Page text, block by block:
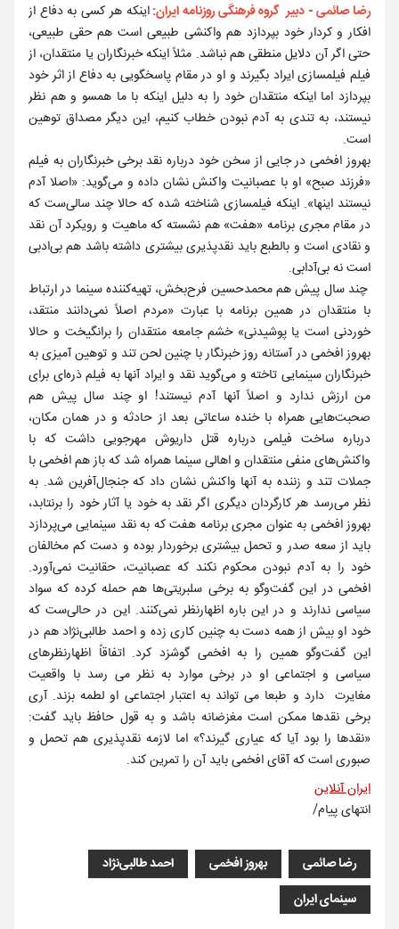
رضا صائمی - دبیر گروه فرهنگی روزنامه ایران:اینکه هر کسی به دفاع از
افکار و کردار خود بپردازد هم واکنشی طبیعی است هم حقی طبیعی،
حتی اگر آن دلایل منطقی هم نباشد. مثلاً اینکه خبرنگاران یا منتقدان، از
فیلم فیلمسازی ایراد بگیرند و او در مقام پاسخگویی به دفاع از اثر خود
بپردازد اما اینکه منتقدان خود را به دلیل اینکه با ما همسو و هم نظر
نیستند، به تندی به آدم نبودن خطاب کنیم، این دیگر مصداق توهین
است.
بهروز افخمی در جایی از سخن خود درباره نقد برخی خبرنگاران به فیلم
«فرزند صبح» او با عصبانیت واکنش نشان داده و می‌گوید: «اصلا آدم
نیستند اینها». اینکه فیلمسازی شناخته شده که حالا چند سالی‌ست که
در مقام مجری برنامه «هفت» هم نشسته که ماهیت و رویکرد آن نقد
و نقادی است و بالطبع باید نقدپذیری بیشتری داشته باشد هم بی‌ادبی
است نه بی‌آدابی.
چند سال پیش هم محمدحسین فرح‌بخش، تهیه‌کننده سینما در ارتباط
با منتقدان در همین برنامه با عبارت «مردم اصلاً نمی‌دانند منتقد،
خوردنی است یا پوشیدنی» خشم جامعه منتقدان را برانگیخت و حالا
بهروز افخمی در آستانه روز خبرنگار با چنین لحن تند و توهین آمیزی به
خبرنگاران سینمایی تاخته و می‌گوید نقد و ایراد آنها به فیلم ذره‌ای برای
من ارزش ندارد و اصلاً آنها آدم نیستند! او چند سال پیش هم
صحبت‌هایی همراه با خنده ساعاتی بعد از حادثه و در همان مکان،‌
درباره ساخت فیلمی درباره قتل داریوش مهرجویی داشت که با
واکنش‌های منفی منتقدان و اهالی سینما همراه شد که باز هم افخمی با
جملات تند و زننده به آنها واکنش نشان داد که جنجال‌آفرین شد. به
نظر می‌رسد هر کارگردان دیگری اگر نقد به خود یا آثار خود را برنتابد،
بهروز افخمی به عنوان مجری برنامه هفت که به نقد سینمایی می‌پردازد
باید از سعه صدر و تحمل بیشتری برخوردار بوده و دست کم مخالفان
خود را به آدم نبودن محکوم نکند که عصبانیت، حقانیت نمی‌آورد.
افخمی در این گفت‌و‌گو به برخی سلبریتی‌ها هم حمله کرده که سواد
سیاسی ندارند و در این باره اظهارنظر نمی‌کنند. این در حالی‌ست که
خود او بیش از همه دست به چنین کاری زده و احمد طالبی‌نژاد هم در
این گفت‌و‌گو همین را به افخمی گوشزد کرد. اتفاقاً اظهارنظرهای
سیاسی و اجتماعی او در برخی موارد به نظر می رسد با واقعیت
مغایرت دارد و طبعا می تواند به اعتبار اجتماعی او لطمه بزند. آری
برخی نقدها ممکن است مغزضانه باشد و به قول حافظ باید گفت:
«نقد‌ها را بود آیا که عیاری گیرند؟» اما لازمه نقدپذیری هم تحمل و
صبوری است که آقای افخمی باید آن را تمرین کند.
ایران آنلاین
انتهای پیام/
رضا صائمی بهروز افخمی
احمد طالبی‌نژاد
سینمای ایران